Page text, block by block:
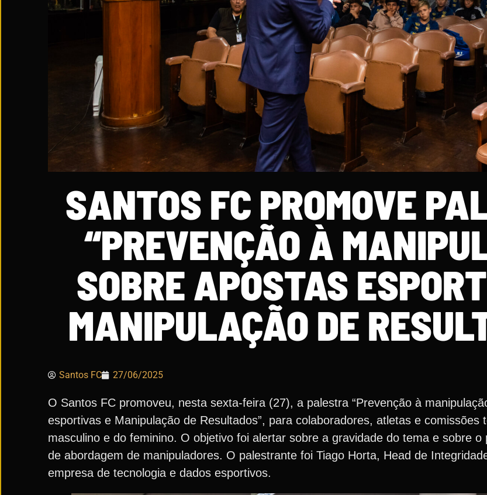
SANTOS FC PROMOVE
“PREVENÇÃO À
SOBRE APOSTAS
MANIPULAÇÃO DE
Santos FC 27/06/2025
O Santos FC promoveu, nesta sexta-feira (27), a palestra “Prevenção à
esportivas e Manipulação de Resultados”, para colaboradores, atletas e comissões
masculino e do feminino. O objetivo foi alertar sobre a gravidade do tema e sobre o
de abordagem de manipuladores. O palestrante foi Tiago Horta, Head de
empresa de tecnologia e dados esportivos.